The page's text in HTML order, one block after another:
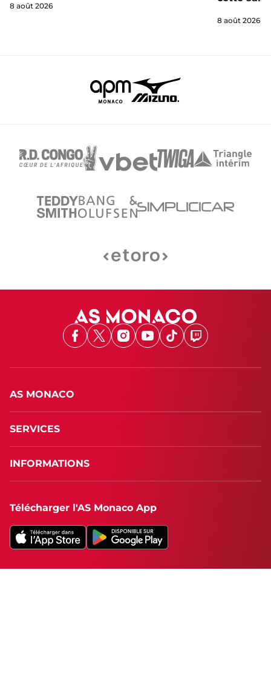
8 août 2026
8 août 2026
Facebook
X Instagram
Youtube
TikTokTwitch
AS MONACO
SERVICES
INFORMATIONS
Télécharger l'AS Monaco App